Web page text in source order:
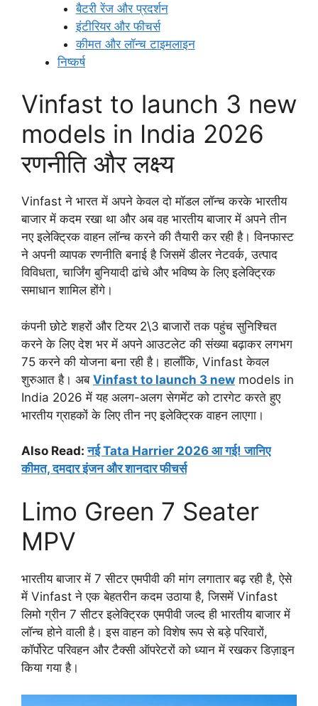
बैटरी रेंज और प्रदर्शन
इंटीरियर और फीचर्स
कीमत और लॉन्च टाइमलाइन
निष्कर्ष
Vinfast to launch 3 new
models in India 2026
रणनीति और लक्ष्य
Vinfast ने भारत में अपने केवल दो मॉडल लॉन्च करके भारतीय
बाजार में कदम रखा था और अब वह भारतीय बाजार में अपने तीन
नए इलेक्ट्रिक वाहन लॉन्च करने की तैयारी कर रही है। विनफास्ट
ने अपनी व्यापक रणनीति बनाई है जिसमें डीलर नेटवर्क, उत्पाद
विविधता, चार्जिंग बुनियादी ढांचे और भविष्य के लिए इलेक्ट्रिक
समाधान शामिल होंगे।
कंपनी छोटे शहरों और टियर 2\3 बाजारों तक पहुंच सुनिश्चित
करने के लिए देश भर में अपने आउटलेट की संख्या बढ़ाकर लगभग
75 करने की योजना बना रही है। हालाँकि, Vinfast केवल
शुरुआत है। अब Vinfast to launch 3 new models in
India 2026 में यह अलग-अलग सेगमेंट को टारगेट करते हुए
भारतीय ग्राहकों के लिए तीन नए इलेक्ट्रिक वाहन लाएगा।
Also Read:नई Tata Harrier 2026 आ गई! जानिए
कीमत, दमदार इंजन और शानदार फीचर्स
Limo Green 7 Seater
MPV
भारतीय बाजार में 7 सीटर एमपीवी की मांग लगातार बढ़ रही है, ऐसे
में Vinfast ने एक बेहतरीन कदम उठाया है, जिसमें Vinfast
लिमो ग्रीन 7 सीटर इलेक्ट्रिक एमपीवी जल्द ही भारतीय बाजार में
लॉन्च होने वाली है। इस वाहन को विशेष रूप से बड़े परिवारों,
कॉर्पोरेट परिवहन और टैक्सी ऑपरेटरों को ध्यान में रखकर डिज़ाइन
किया गया है।